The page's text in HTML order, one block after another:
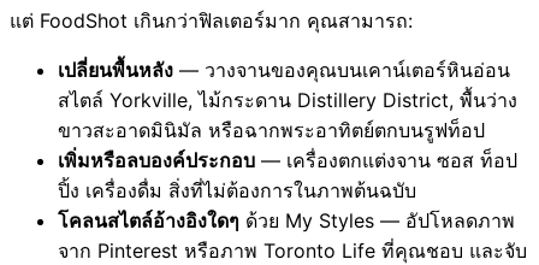
แต่ FoodShot เกินกว่าฟิลเตอร์มาก คุณสามารถ:
เปลี่ยนพื้นหลัง — วางจานของคุณบนเคาน์เตอร์หินอ่อน
สไตล์ Yorkville, ไม้กระดาน Distillery District, พื้นว่าง
ขาวสะอาดมินิมัล หรือฉากพระอาทิตย์ตกบนรูฟท็อป
เพิ่มหรือลบองค์ประกอบ — เครื่องตกแต่งจาน ซอส ท็อป
ปิ้ง เครื่องดื่ม สิ่งที่ไม่ต้องการในภาพต้นฉบับ
โคลนสไตล์อ้างอิงใดๆ ด้วย My Styles — อัปโหลดภาพ
จาก Pinterest หรือภาพ Toronto Life ที่คุณชอบ และจับ